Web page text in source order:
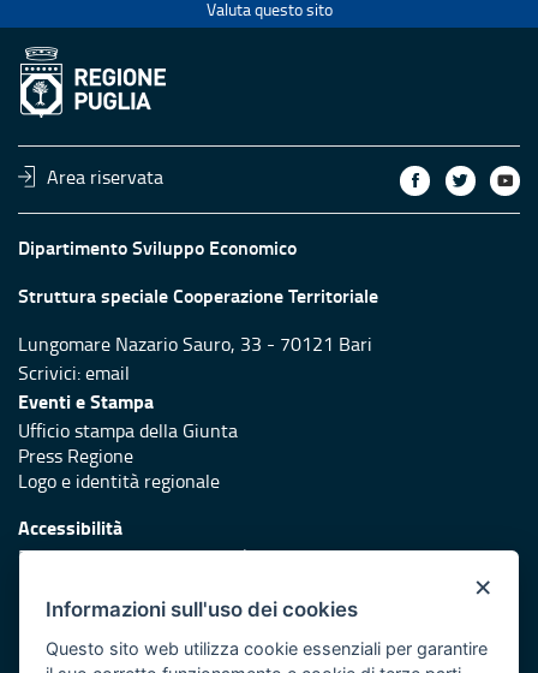
Valuta questo sito
Area riservata
Dipartimento Sviluppo Economico
Struttura speciale Cooperazione Territoriale
Lungomare Nazario Sauro, 33 - 70121 Bari
Scrivici:email
Eventi e Stampa
Ufficio stampa della Giunta
Press Regione
Logo e identità regionale
Accessibilità
Dichiarazione di accessibilità
Redazione ×
Informazioni sull'uso dei cookies
Questo sito web utilizza cookie essenziali per garantire